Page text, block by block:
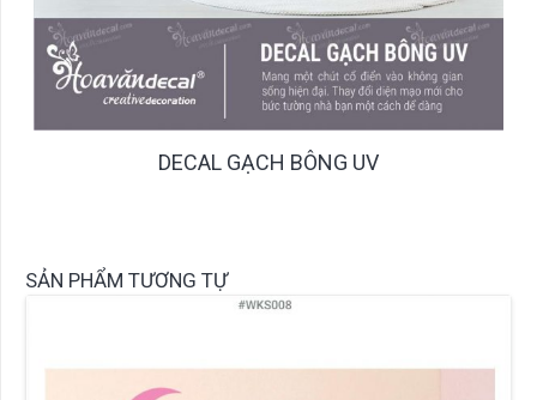
DECAL GẠCH BÔNG UV
SẢN PHẨM TƯƠNG TỰ